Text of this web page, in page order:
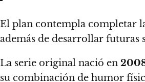
El plan contempla completar
además de desarrollar futuras
La serie original nació en
su combinación de humor